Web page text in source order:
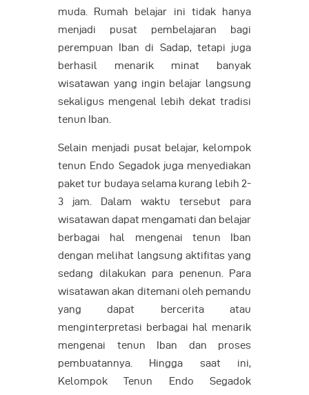
muda. Rumah belajar ini tidak hanya
menjadi pusat pembelajaran bagi
perempuan Iban di Sadap, tetapi juga
berhasil menarik minat banyak
wisatawan yang ingin belajar langsung
sekaligus mengenal lebih dekat tradisi
tenun Iban.
Selain menjadi pusat belajar, kelompok
tenun Endo Segadok juga menyediakan
paket tur budaya selama kurang lebih 2-
3 jam. Dalam waktu tersebut para
wisatawan dapat mengamati dan belajar
berbagai hal mengenai tenun Iban
dengan melihat langsung aktifitas yang
sedang dilakukan para penenun. Para
wisatawan akan ditemani oleh pemandu
yang dapat bercerita atau
menginterpretasi berbagai hal menarik
mengenai tenun Iban dan proses
pembuatannya. Hingga saat ini,
Kelompok Tenun Endo Segadok